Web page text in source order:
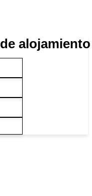
alojamiento